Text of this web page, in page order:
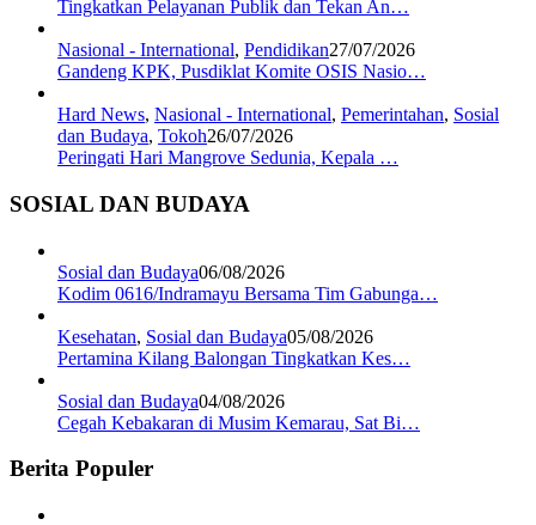
Tingkatkan Pelayanan Publik dan Tekan An…
Nasional - International, Pendidikan27/07/2026
Gandeng KPK, Pusdiklat Komite OSIS Nasio…
Hard News, Nasional - International, Pemerintahan, Sosial
dan Budaya, Tokoh26/07/2026
Peringati Hari Mangrove Sedunia, Kepala …
SOSIAL DAN BUDAYA
Sosial dan Budaya06/08/2026
Kodim 0616/Indramayu Bersama Tim Gabunga…
Kesehatan, Sosial dan Budaya05/08/2026
Pertamina Kilang Balongan Tingkatkan Kes…
Sosial dan Budaya04/08/2026
Cegah Kebakaran di Musim Kemarau, Sat Bi…
Berita Populer